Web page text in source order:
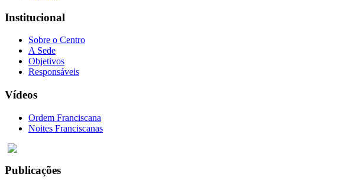
Institucional
Sobre o Centro
A Sede
Objetivos
Responsáveis
Vídeos
Ordem Franciscana
Noites Franciscanas
Publicações